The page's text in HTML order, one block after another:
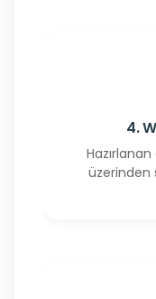
4.
üzerinden